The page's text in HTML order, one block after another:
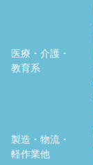
医療・介護・
教育系
製造・物流・
軽作業他